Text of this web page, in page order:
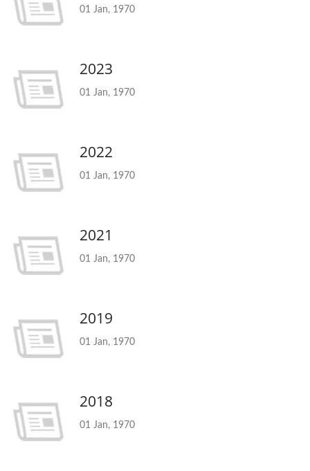
01 Jan, 1970
2023
01 Jan, 1970
2022
01 Jan, 1970
2021
01 Jan, 1970
2019
01 Jan, 1970
2018
01 Jan, 1970